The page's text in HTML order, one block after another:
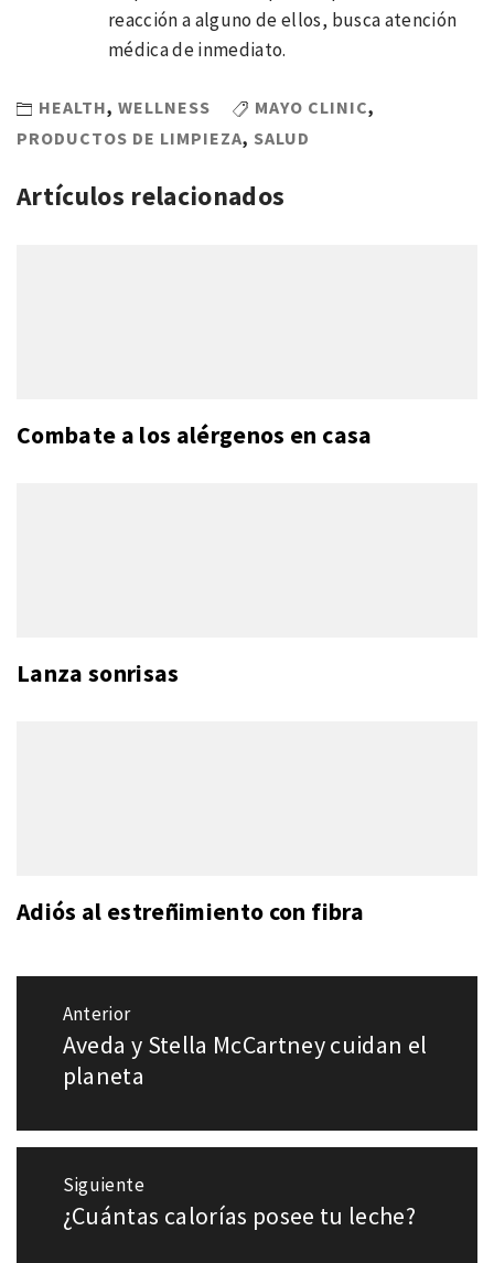
reacción a alguno de ellos, busca atención
médica de inmediato.
HEALTH, WELLNESS MAYO CLINIC,
PRODUCTOS DE LIMPIEZA, SALUD
Artículos relacionados
Combate a los alérgenos en casa
Lanza sonrisas
Adiós al estreñimiento con fibra
Navegación
entradas
Anterior
Entrada
anterior:
Aveda y Stella McCartney cuidan el
planeta
Siguiente
Entrada
¿Cuántas calorías posee tu leche?